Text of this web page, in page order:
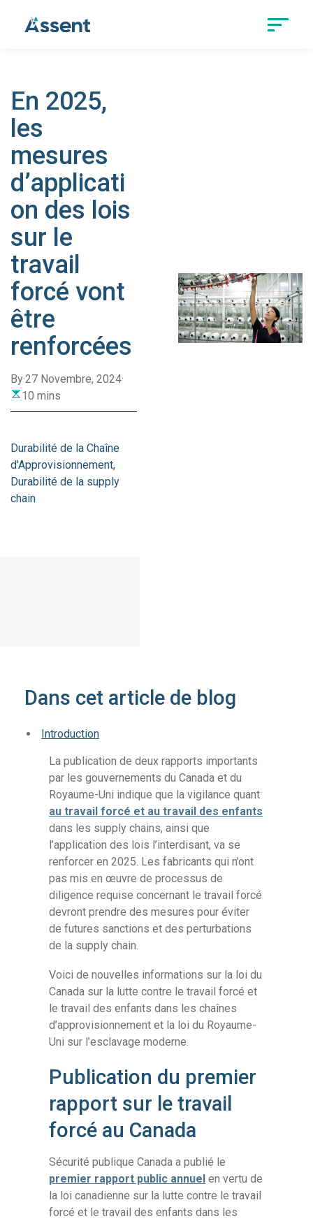
En 2025,
les
mesures
d’applicati
on des lois
sur le
travail
forcé vont
être
renforcées
By·27 Novembre, 2024·
10 mins
Durabilité de la Chaîne
d'Approvisionnement
Durabilité de la supply
chain
Dans cet article de blog
Introduction
La publication de deux rapports importants
par les gouvernements du Canada et du
Royaume-Uni indique que la vigilance quant
au travail forcé et au travail des enfants
dans les supply chains, ainsi que
l’application des lois l’interdisant, va se
renforcer en 2025. Les fabricants qui n’ont
pas mis en œuvre de processus de
diligence requise concernant le travail forcé
devront prendre des mesures pour éviter
de futures sanctions et des perturbations
de la supply chain.
Voici de nouvelles informations sur la loi du
Canada sur la lutte contre le travail forcé et
le travail des enfants dans les chaînes
d’approvisionnement et la loi du Royaume-
Uni sur l’esclavage moderne.
Publication du premier
rapport sur le travail
forcé au Canada
Sécurité publique Canada a publié le
premier rapport public annuel en vertu de
la loi canadienne sur la lutte contre le travail
forcé et le travail des enfants dans les